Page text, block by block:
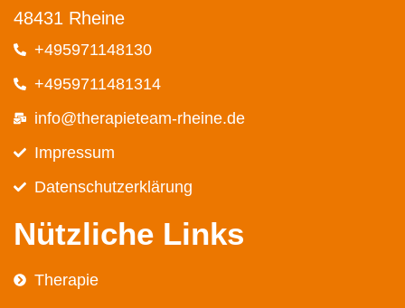
48431 Rheine
+495971148130
+4959711481314
info@therapieteam-rheine.de
Impressum
Datenschutz­erklärung
Nützliche Links
Therapie